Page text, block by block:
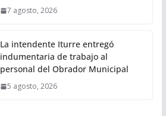
7 agosto, 2026
La intendente Iturre entregó
indumentaria de trabajo al
personal del Obrador Municipal
5 agosto, 2026